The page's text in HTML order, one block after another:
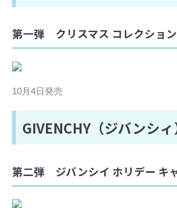
第一弾 クリスマス コレクショ
10月4日発売
GIVENCHY（ジバンシィ
第二弾 ジバンシイ ホリデー キ